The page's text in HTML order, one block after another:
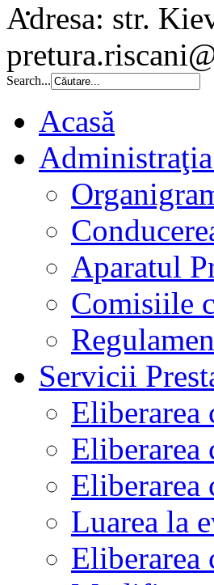
Adresa: str.
Search...
Acasă
Aparatul
Comisiile
Servicii
Eliberarea
Eliberarea
Luarea la
Eliberarea